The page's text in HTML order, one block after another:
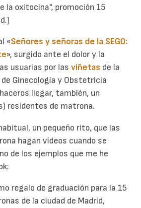
la oxitocina", promoción 15
«Señores y señoras de la SEGO:
», surgido ante el dolor y la
usuarias por las viñetas de la
de Ginecología y Obstetricia
llegar, también, un
residentes de matrona.
un pequeño rito, que las
hagan vídeos cuando se
de los ejemplos que me he
regalo de graduación para la 15
de la ciudad de Madrid,